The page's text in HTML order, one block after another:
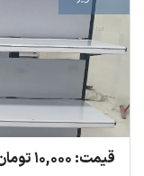
قیمت: 10,000 تومان اجاره